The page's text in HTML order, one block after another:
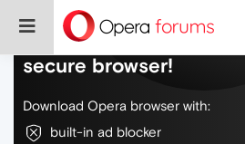
Do more on the web,
secure browser!
Download Opera browser with:
built-in ad blocker